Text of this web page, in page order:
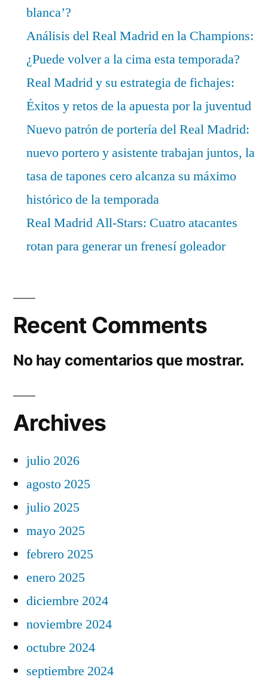
blanca’?
Análisis del Real Madrid en la Champions:
¿Puede volver a la cima esta temporada?
Real Madrid y su estrategia de fichajes:
Éxitos y retos de la apuesta por la juventud
Nuevo patrón de portería del Real Madrid:
nuevo portero y asistente trabajan juntos, la
tasa de tapones cero alcanza su máximo
histórico de la temporada
Real Madrid All-Stars: Cuatro atacantes
rotan para generar un frenesí goleador
Recent Comments
No hay comentarios que mostrar.
Archives
julio 2026
agosto 2025
julio 2025
mayo 2025
febrero 2025
enero 2025
diciembre 2024
noviembre 2024
octubre 2024
septiembre 2024